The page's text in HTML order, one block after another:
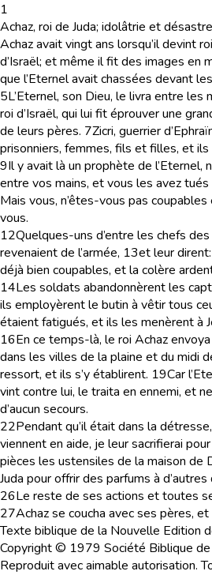
1
Achaz, roi de Juda; idolâtrie et
Achaz avait vingt ans lorsqu’il devint
d’Israël; et même il fit des images en
que l’Eternel avait chassées devant
5L’Eternel, son Dieu, le livra entre
roi d’Israël, qui lui fit éprouver une
de leurs pères. 7Zicri, guerrier
prisonniers, femmes, fils et filles, et ils
9Il y avait là un prophète de l’Eternel,
entre vos mains, et vous les avez tués
Mais vous, n’êtes-vous pas
vous.
12Quelques-uns d’entre les chefs
revenaient de l’armée, 13et leur
déjà bien coupables, et la colère
14Les soldats abandonnèrent les
ils employèrent le butin à vêtir tous
étaient fatigués, et ils les menèrent à
16En ce temps-là, le roi Achaz
dans les villes de la plaine et du midi
ressort, et ils s’y établirent. 19Car
vint contre lui, le traita en ennemi, et
d’aucun secours.
22Pendant qu’il était dans la
viennent en aide, je leur sacrifierai
pièces les ustensiles de la maison de
Juda pour offrir des parfums à
26Le reste de ses actions et toutes
27Achaz se coucha avec ses pères,
Texte biblique de la Nouvelle Edition
Copyright © 1979 Société Biblique de
Reproduit avec aimable autorisation.